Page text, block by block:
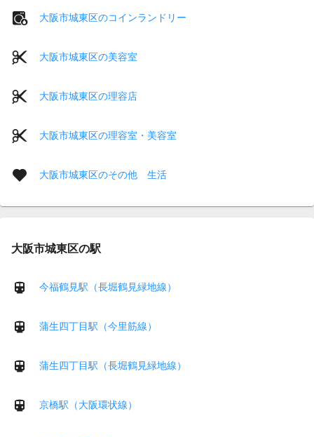
大阪市城東区のコインランドリー
大阪市城東区の美容室
大阪市城東区の理容店
大阪市城東区の理容室・美容室
大阪市城東区のその他 生活
大阪市城東区の駅
今福鶴見駅（長堀鶴見緑地線）
蒲生四丁目駅（今里筋線）
蒲生四丁目駅（長堀鶴見緑地線）
京橋駅（大阪環状線）